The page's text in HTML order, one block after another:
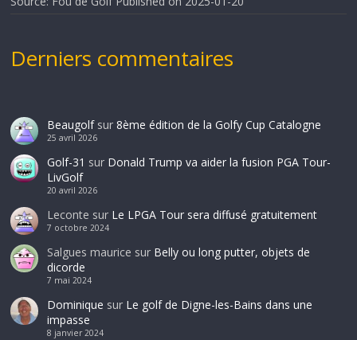
Derniers commentaires
Beaugolfsur 8ème édition de la Golfy Cup Catalogne
25 avril 2026
Golf-31 sur Donald Trump va aider la fusion PGA Tour-
LivGolf
20 avril 2026
Leconte sur Le LPGA Tour sera diffusé gratuitement
7 octobre 2024
Salgues maurice sur Belly ou long putter, objets de
dicorde
7 mai 2024
Dominique sur Le golf de Digne-les-Bains dans une
impasse
8 janvier 2024